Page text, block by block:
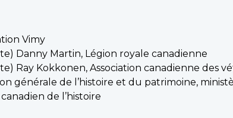
Vimy
Danny Martin, Légion royale canadienne
Ray Kokkonen, Association canadienne des
générale de l’histoire et du patrimoine,
de l’histoire